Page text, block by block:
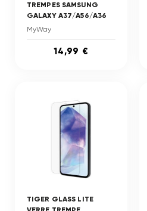
TREMPES SAMSUNG
GALAXY A37/A56/A36
MyWay
14,99 €
TIGER GLASS LITE